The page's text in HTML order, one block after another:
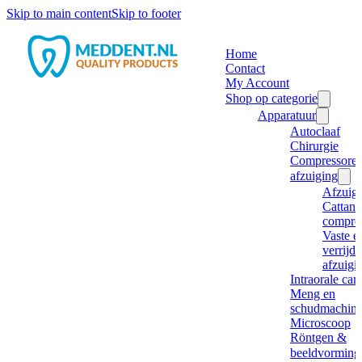
Skip to main contentSkip to footer
Home
Contact
My Account
Shop op categorie
Apparatuur
Autoclaaf
Chirurgie
afzuiging
Cattani
Vaste
Intraorale
Meng en
Microscoop
Röntgen &
beeldvorming